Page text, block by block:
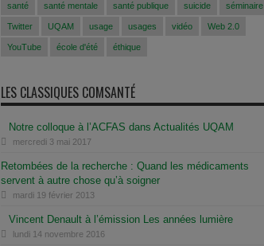
santé santé mentale santé publique suicide séminaire
Twitter UQAM usage usages vidéo Web 2.0
YouTube école d'été éthique
LES CLASSIQUES COMSANTÉ
Notre colloque à l’ACFAS dans Actualités UQAM
mercredi 3 mai 2017
Retombées de la recherche : Quand les médicaments
servent à autre chose qu’à soigner
mardi 19 février 2013
Vincent Denault à l’émission Les années lumière
lundi 14 novembre 2016